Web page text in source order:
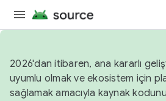
2026'dan itibaren, ana kararlı
uyumlu olmak ve ekosistem için
sağlamak amacıyla kaynak